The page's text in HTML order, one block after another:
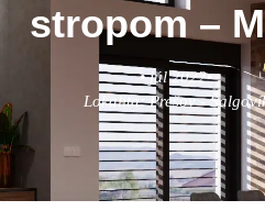
stropom –
• júl 2022•
Lokalita: Prešov -